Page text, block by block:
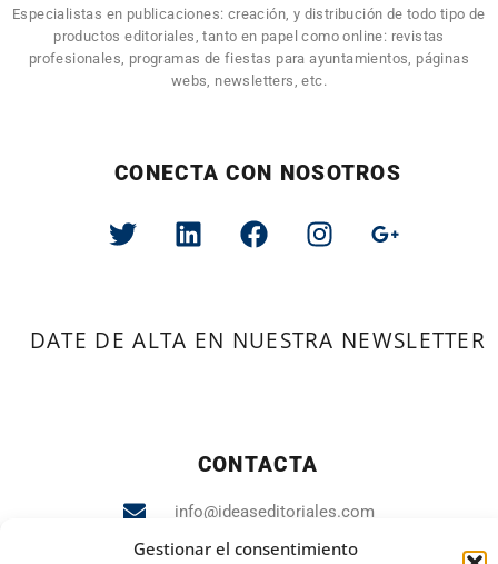
Gestionar el consentimiento
Especialistas en publicaciones: creación, y distribución de todo tipo de
productos editoriales, tanto en papel como online: revistas
profesionales, programas de fiestas para ayuntamientos, páginas
webs, newsletters, etc.
CONECTA CON NOSOTROS
DATE DE ALTA EN NUESTRA NEWSLETTER
CONTACTA
info@ideaseditoriales.com